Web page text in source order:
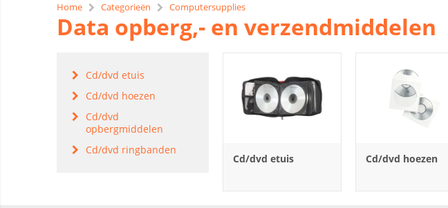
Home Categorieën Computersupplies
Data opberg,- en verzendmiddelen
Cd/dvd etuis
Cd/dvd hoezen
Cd/dvd
opbergmiddelen
Cd/dvd ringbanden
Cd/dvd etuis Cd/dvd hoezen